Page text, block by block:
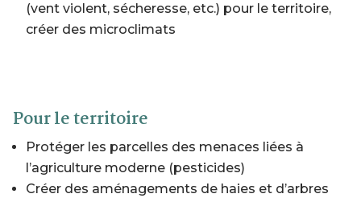
(vent violent, sécheresse, etc.) pour le territoire,
créer des microclimats
Pour le territoire
Protéger les parcelles des menaces liées à
l’agriculture moderne (pesticides)
Créer des aménagements de haies et d’arbres